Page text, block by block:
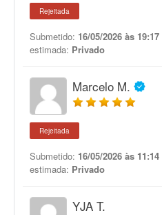
Rejeitada
Submetido: 16/05/2026 às 19:17
estimada: Privado
Marcelo M.
Rejeitada
Submetido: 16/05/2026 às 11:14
estimada: Privado
YJA T.